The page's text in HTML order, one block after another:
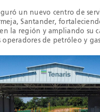
un nuevo centro de
Santander,
la región y ampliando su
operadores de petróleo y